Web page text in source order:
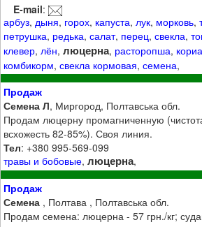
E-mail:
арбуз,дыня, горох, капуста,лук, морковь,
петрушка, редька,салат, перец,свекла,
клевер,лён,люцерна, расторопша,
комбикорм,свекла кормовая,семена,
Продаж
Семена Л, Миргород, Полтавська обл.
Продам люцерну промагниченную
всхожесть 82-85%). Своя линия.
Тел: +380 995-569-099
травы и бобовые,люцерна,
Продаж
Семена , Полтава , Полтавська обл.
Продам семена: люцерна - 57 грн./кг;